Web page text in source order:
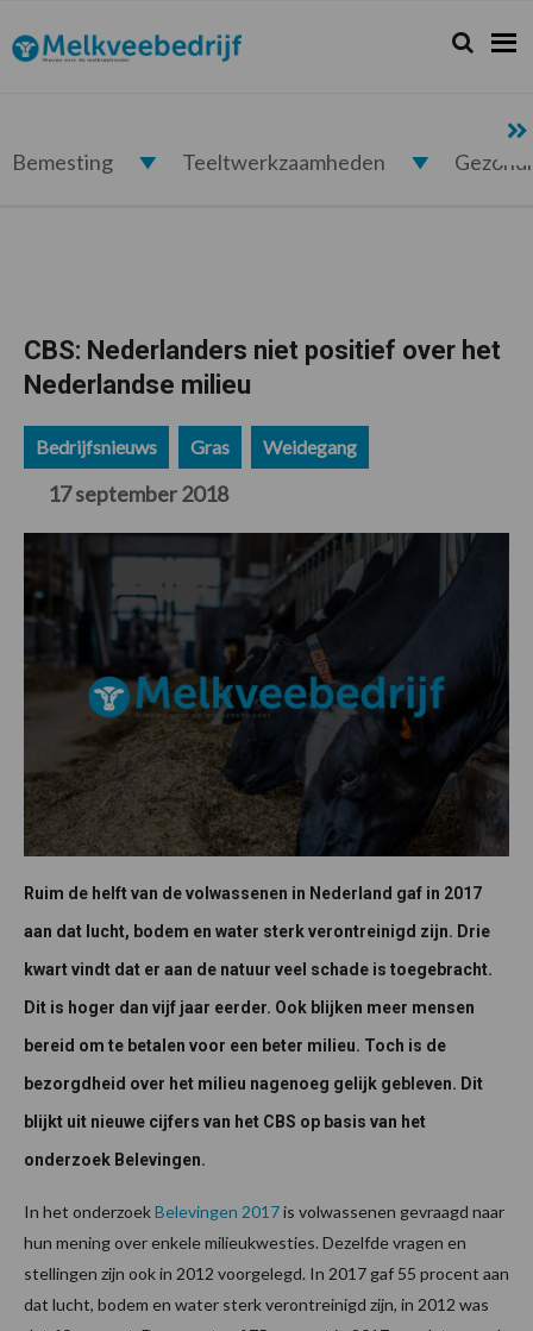
de
hoofdnavigatie
de
hoofd
de
eerste
de
voettekst
Melkveebedrijf.nl Zoeken...
Zoek
Bemesting Teeltwerkzaamheden
CBS: Nederlanders niet positief over het
Nederlandse milieu
Bedrijfsnieuws Gras Weidegang
17 september 2018
Ruim de helft van de volwassenen in Nederland gaf in 2017
aan dat lucht, bodem en water sterk verontreinigd zijn. Drie
kwart vindt dat er aan de natuur veel schade is toegebracht.
Dit is hoger dan vijf jaar eerder. Ook blijken meer mensen
bereid om te betalen voor een beter milieu. Toch is de
bezorgdheid over het milieu nagenoeg gelijk gebleven. Dit
blijkt uit nieuwe cijfers van het CBS op basis van het
onderzoek Belevingen.
In het onderzoekBelevingen 2017is volwassenen gevraagd naar
hun mening over enkele milieukwesties. Dezelfde vragen en
stellingen zijn ook in 2012 voorgelegd. In 2017 gaf 55 procent aan
dat lucht, bodem en water sterk verontreinigd zijn, in 2012 was